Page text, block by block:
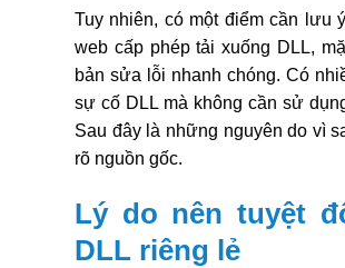
Tuy nhiên, có một điểm cần lưu
web cấp phép tải xuống DLL,
bản sửa lỗi nhanh chóng. Có
sự cố DLL mà không cần sử
Sau đây là những nguyên do vì
rõ nguồn gốc.
Lý do nên tuyệt
DLL riêng lẻ